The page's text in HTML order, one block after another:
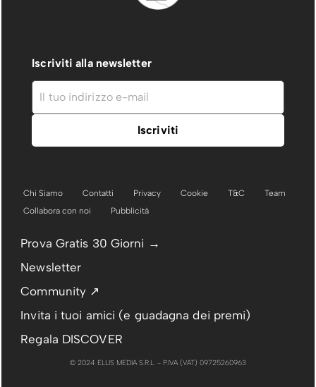
Iscriviti alla newsletter
Chi Siamo Contatti Privacy Cookie T&C
Team
Collabora con noi
Pubblicità
Prova Gratis 30 Giorni →
Newsletter
Community ↗
Invita i tuoi amici (e guadagna dei premi)
Regala DISCOVER
© 2024 ELLIS MEDIA S.R.L. - P.IVA (VAT) 09725260963